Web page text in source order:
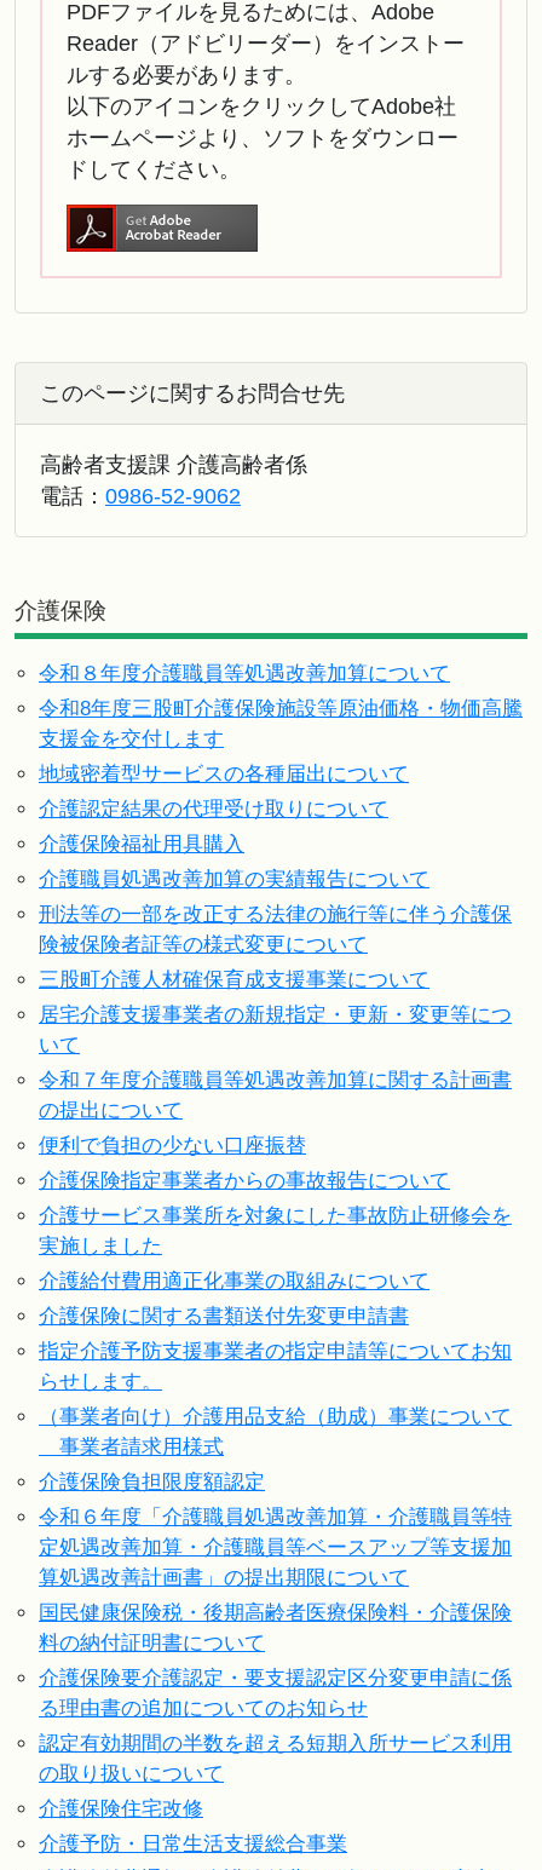
PDFファイルを見るためには、Adobe
Reader（アドビリーダー）をインストー
ルする必要があります。
以下のアイコンをクリックしてAdobe社
ホームページより、ソフトをダウンロー
ドしてください。
このページに関するお問合せ先
高齢者支援課 介護高齢者係
電話： 0986-52-9062
介護保険
令和８年度介護職員等処遇改善加算について
令和8年度三股町介護保険施設等原油価格・物価高騰
支援金を交付します
地域密着型サービスの各種届出について
介護認定結果の代理受け取りについて
介護保険福祉用具購入
介護職員処遇改善加算の実績報告について
刑法等の一部を改正する法律の施行等に伴う介護保
険被保険者証等の様式変更について
三股町介護人材確保育成支援事業について
居宅介護支援事業者の新規指定・更新・変更等につ
いて
令和７年度介護職員等処遇改善加算に関する計画書
の提出について
便利で負担の少ない口座振替
介護保険指定事業者からの事故報告について
介護サービス事業所を対象にした事故防止研修会を
実施しました
介護給付費用適正化事業の取組みについて
介護保険に関する書類送付先変更申請書
指定介護予防支援事業者の指定申請等についてお知
らせします。
（事業者向け）介護用品支給（助成）事業について
事業者請求用様式
介護保険負担限度額認定
令和６年度「介護職員処遇改善加算・介護職員等特
定処遇改善加算・介護職員等ベースアップ等支援加
算処遇改善計画書」の提出期限について
国民健康保険税・後期高齢者医療保険料・介護保険
料の納付証明書について
介護保険要介護認定・要支援認定区分変更申請に係
る理由書の追加についてのお知らせ
認定有効期間の半数を超える短期入所サービス利用
の取り扱いについて
介護保険住宅改修
介護予防・日常生活支援総合事業